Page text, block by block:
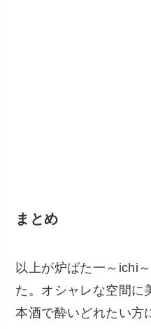
まとめ
以上が炉ばた一～ichi
た。オシャレな空間に
本酒で酔いどれたい方